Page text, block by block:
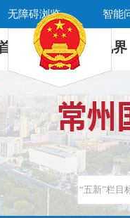
无障碍浏览 智能
页 新 视界